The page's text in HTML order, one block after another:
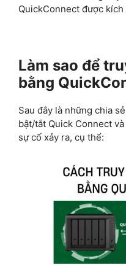
QuickConnect được
Làm sao để
bằng
Sau đây là những chia
bật/tắt Quick Connect
sự cố xảy ra, cụ thể: